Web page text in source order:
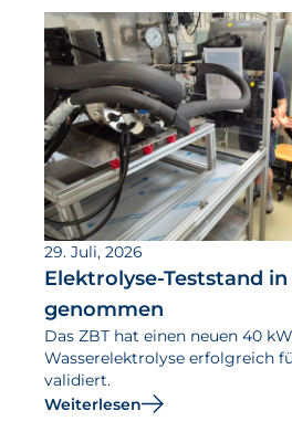
29. Juli, 2026
Elektrolyse-Teststand
genommen
Das ZBT hat einen neuen 40
Wasserelektrolyse erfolgreich
validiert.
Weiterlesen